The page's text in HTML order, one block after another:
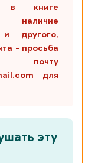
в книге
наличие
другого,
- просьба
почту
для
эту